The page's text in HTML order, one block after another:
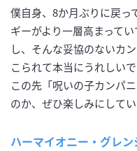
僕自身、8か月ぶりに戻っ
ギーがより一層高まって
し、そんな妥協のないカ
こられて本当にうれしいで
この先「呪いの子カンパ
のか、ぜひ楽しみにして
ハーマイオニー・グレ